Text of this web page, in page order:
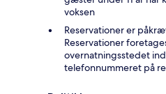
voksen
Reservationer er
Reservationer
overnatningsstedet
telefonnummeret på